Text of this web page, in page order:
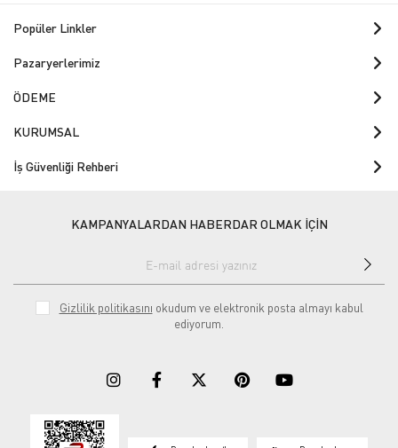
Popüler Linkler
Pazaryerlerimiz
ÖDEME
KURUMSAL
İş Güvenliği Rehberi
KAMPANYALARDAN HABERDAR OLMAK İÇİN
Gizlilik politikasını okudum ve elektronik posta almayı kabul
ediyorum.